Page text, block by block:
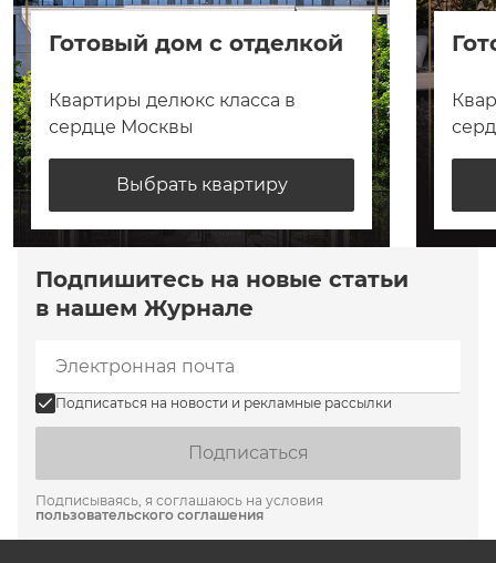
Готовый дом с отделкой
Квартиры делюкс класса в
сердце Москвы
Выбрать квартиру
Подпишитесь на новые статьи
в нашем Журнале
Подписаться на новости и рекламные рассылки
Подписаться
Подписываясь, я соглашаюсь на условия
пользовательского соглашения